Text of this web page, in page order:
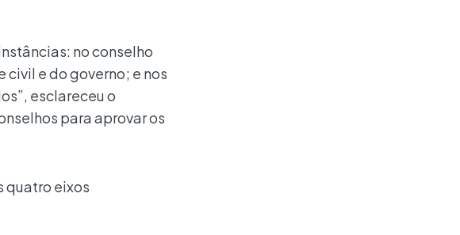
no conselho
e do governo; e nos
esclareceu o
para aprovar os
quatro eixos